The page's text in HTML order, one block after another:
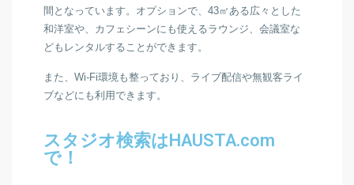
間となっています。 オプションで、43㎡ある広々とした
和洋室や、カフェシーンにも使えるラウンジ、会議室な
どもレンタルすることができます。
また、Wi-Fi環境も整っており、ライブ配信や無観客ライ
ブなどにも利用できます。
スタジオ検索はHAUSTA.com
で！